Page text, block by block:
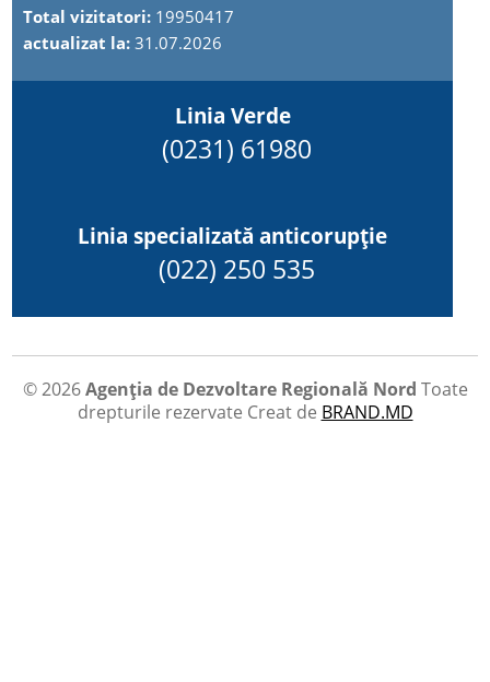
Total vizitatori: 19950417
actualizat la:31.07.2026
Linia Verde
(0231) 61980
Linia specializată anticorupție
(022) 250 535
© 2026Agenția de Dezvoltare Regională Nord Toate
drepturile rezervate Creat de BRAND.MD